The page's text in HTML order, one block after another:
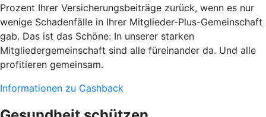
Prozent Ihrer Versicherungsbeiträge zurück, wenn es nur
wenige Schadenfälle in Ihrer Mitglieder-Plus-Gemeinschaft
gab. Das ist das Schöne: In unserer starken
Mitgliedergemeinschaft sind alle füreinander da. Und alle
profitieren gemeinsam.
Informationen zu Cashback